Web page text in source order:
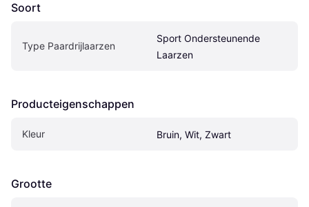
Soort
Type Paardrijlaarzen
Sport Ondersteunende
Laarzen
Producteigenschappen
Kleur Bruin, Wit, Zwart
Grootte